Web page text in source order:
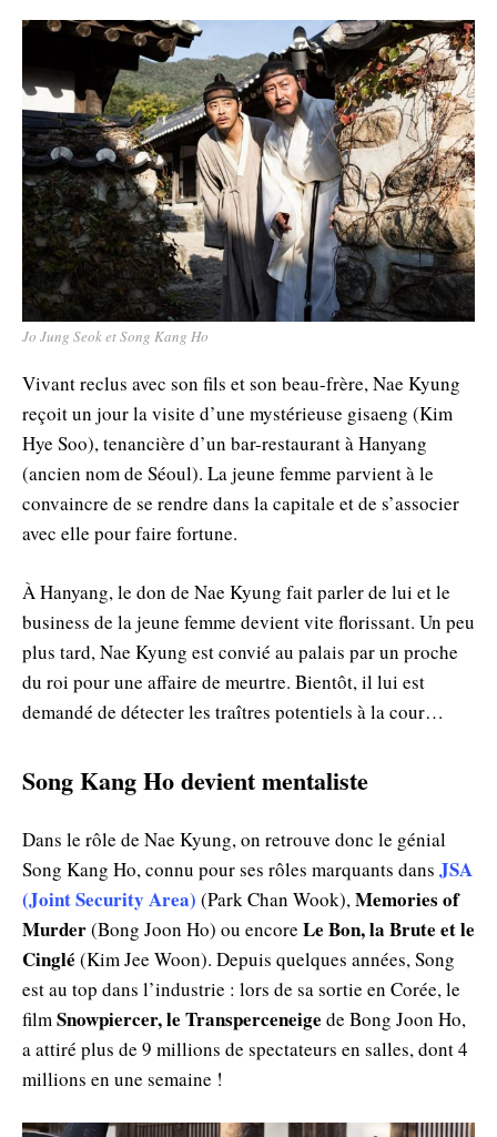
Jo Jung Seok et Song Kang Ho
Vivant reclus avec son fils et son beau-frère, Nae Kyung
reçoit un jour la visite d’une mystérieuse gisaeng (Kim
Hye Soo), tenancière d’un bar-restaurant à Hanyang
(ancien nom de Séoul). La jeune femme parvient à le
convaincre de se rendre dans la capitale et de s’associer
avec elle pour faire fortune.
À Hanyang, le don de Nae Kyung fait parler de lui et le
business de la jeune femme devient vite florissant. Un peu
plus tard, Nae Kyung est convié au palais par un proche
du roi pour une affaire de meurtre. Bientôt, il lui est
demandé de détecter les traîtres potentiels à la cour…
Song Kang Ho devient mentaliste
Dans le rôle de Nae Kyung, on retrouve donc le génial
Song Kang Ho, connu pour ses rôles marquants dans JSA
(Joint Security Area) (Park Chan Wook),Memories of
Murder(Bong Joon Ho) ou encore Le Bon, la Brute et le
Cinglé (Kim Jee Woon). Depuis quelques années, Song
est au top dans l’industrie : lors de sa sortie en Corée, le
filmSnowpiercer, le Transperceneige de Bong Joon Ho,
a attiré plus de 9 millions de spectateurs en salles, dont 4
millions en une semaine !